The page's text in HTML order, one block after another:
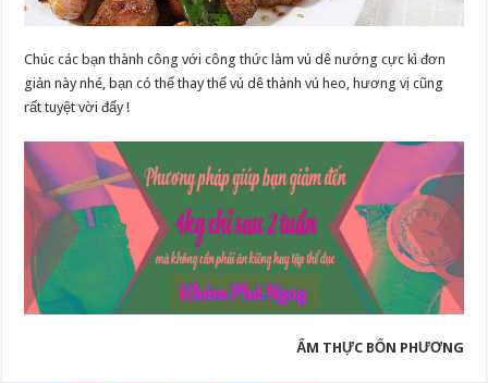
Chúc các bạn thành công với công thức làm vú dê nướng cực kì đơn
giản này nhé, bạn có thể thay thế vú dê thành vú heo, hương vị cũng
rất tuyệt vời đấy !
ẨM THỰC BỐN PHƯƠNG